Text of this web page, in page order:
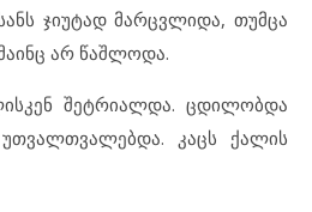
ჯიუტად მარცვლიდა, თუმცა
არ წაშლოდა.
შეტრიალდა. ცდილობდა
კაცს ქალის